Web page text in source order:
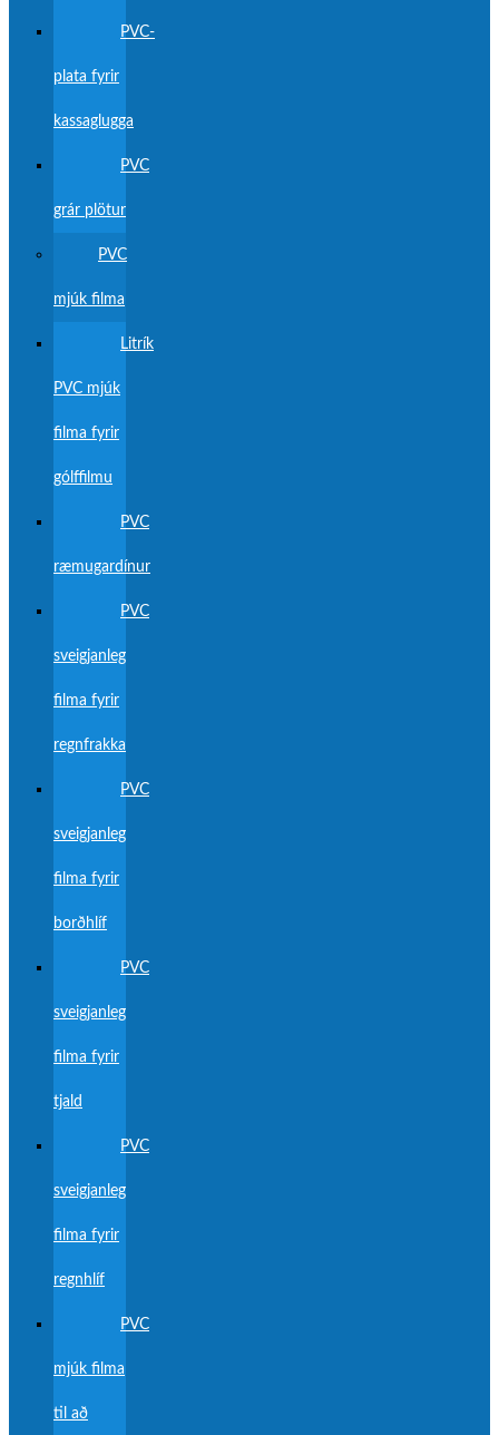
PVC-
plata fyrir
kassaglugga
PVC
grár plötur
PVC
mjúk filma
Litrík
PVC mjúk
filma fyrir
gólffilmu
PVC
ræmugardínur
PVC
sveigjanleg
filma fyrir
regnfrakka
PVC
sveigjanleg
filma fyrir
borðhlíf
PVC
sveigjanleg
filma fyrir
tjald
PVC
sveigjanleg
filma fyrir
regnhlíf
PVC
mjúk filma
til að